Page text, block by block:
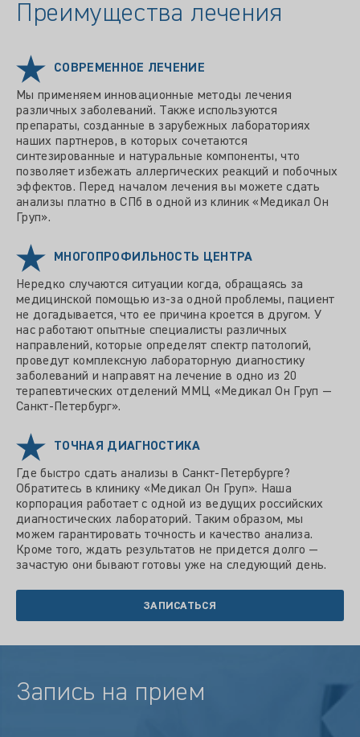
Преимущества лечения
СОВРЕМЕННОЕ ЛЕЧЕНИЕ
Мы применяем инновационные методы лечения
различных заболеваний. Также используются
препараты, созданные в зарубежных лабораториях
наших партнеров, в которых сочетаются
синтезированные и натуральные компоненты, что
позволяет избежать аллергических реакций и побочных
эффектов. Перед началом лечения вы можете сдать
анализы платно в СПб в одной из клиник «Медикал Он
Груп».
МНОГОПРОФИЛЬНОСТЬ ЦЕНТРА
Нередко случаются ситуации когда, обращаясь за
медицинской помощью из-за одной проблемы, пациент
не догадывается, что ее причина кроется в другом. У
нас работают опытные специалисты различных
направлений, которые определят спектр патологий,
проведут комплексную лабораторную диагностику
заболеваний и направят на лечение в одно из 20
терапевтических отделений ММЦ «Медикал Он Груп —
Санкт-Петербург».
ТОЧНАЯ ДИАГНОСТИКА
Где быстро сдать анализы в Санкт-Петербурге?
Обратитесь в клинику «Медикал Он Груп». Наша
корпорация работает с одной из ведущих российских
диагностических лабораторий. Таким образом, мы
можем гарантировать точность и качество анализа.
Кроме того, ждать результатов не придется долго —
зачастую они бывают готовы уже на следующий день.
ЗАПИСАТЬСЯ
Запись на прием